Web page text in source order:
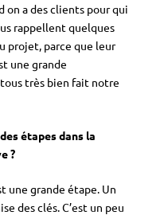
on a des clients pour qui
rappellent quelques
projet, parce que leur
une grande
très bien fait notre
étapes dans la
?
une grande étape. Un
des clés. C’est un peu